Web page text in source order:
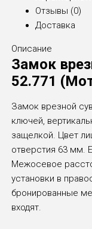
Отзывы (0)
Доставка
Описание
Замок
52.771
Замок врезной
ключей,
защелкой. Цвет
отверстия 63 мм.
Межосевое
установки в
бронированные
входят.